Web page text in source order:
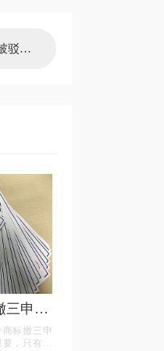
驳回
三申请
分标撤三申
，只有了